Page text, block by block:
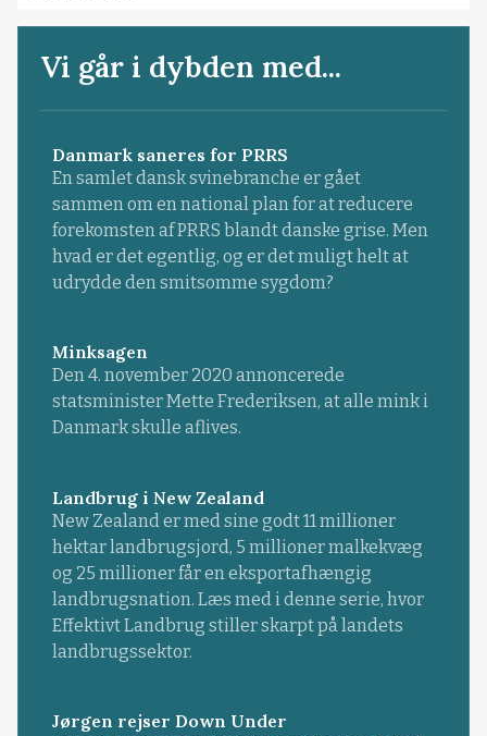
Vi går i dybden med...
Danmark saneres for PRRS
En samlet dansk svinebranche er gået
sammen om en national plan for at reducere
forekomsten af PRRS blandt danske grise. Men
hvad er det egentlig, og er det muligt helt at
udrydde den smitsomme sygdom?
Minksagen
Den 4. november 2020 annoncerede
statsminister Mette Frederiksen, at alle mink i
Danmark skulle aflives.
Landbrug i New Zealand
New Zealand er med sine godt 11 millioner
hektar landbrugsjord, 5 millioner malkekvæg
og 25 millioner får en eksportafhængig
landbrugsnation. Læs med i denne serie, hvor
Effektivt Landbrug stiller skarpt på landets
landbrugssektor.
Jørgen rejser Down Under